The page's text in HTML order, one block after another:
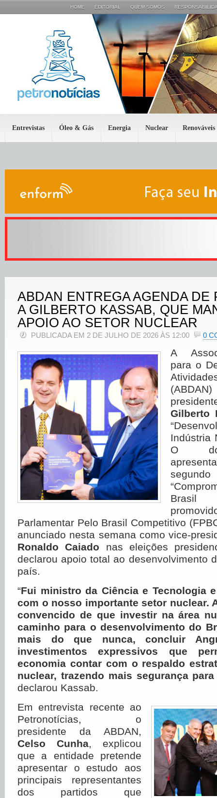
HOME EDITORIAL QUEM SOMOS
Entrevistas Óleo & Gás Energia Nuclear Renováveis
ABDAN ENTREGA AGENDA DE
A GILBERTO KASSAB, QUE
APOIO AO SETOR NUCLEAR
PUBLICADA EM 2 DE JULHO DE 2026 ÀS 12:00 0
A
para o
Gilberto
Indústria
O
Brasil
Parlamentar Pelo Brasil Competitivo
anunciado nesta semana como vice-
Ronaldo Caiado nas eleições
declarou apoio total ao desenvolvimento
país.
“Fui ministro da Ciência e Tecnologia
com o nosso importante setor nuclear.
convencido de que investir na área
caminho para o desenvolvimento do
mais do que nunca, concluir
investimentos expressivos que
economia contar com o respaldo
nuclear, trazendo mais segurança
declarou Kassab.
Em entrevista recente ao
Petronotícias, o
presidente da ABDAN,
Celso Cunha, explicou
que a entidade pretende
apresentar o estudo aos
principais representantes
dos partidos que